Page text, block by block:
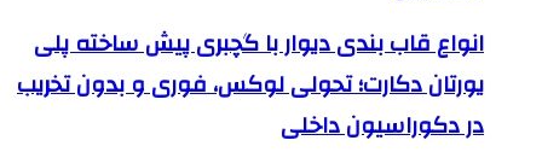
انواع قاب بندی دیوار با گچبری پیش ساخته پلی
یورتان دکارت؛ تحولی لوکس، فوری و بدون تخریب
در دکوراسیون داخلی